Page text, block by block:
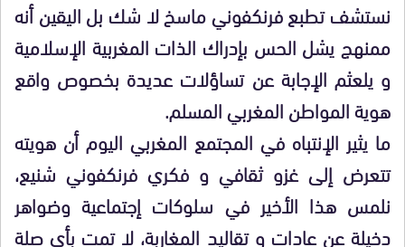
نستشف تطبع فرنكفوني ماسخ لا شك بل اليقين أنه
ممنهج يشل الحس بإدراك الذات المغربية الإسلامية
و يلعثم الإجابة عن تساؤلات عديدة بخصوص واقع
هوية المواطن المغربي المسلم.
ما يثير الإنتباه في المجتمع المغربي اليوم أن هويته
تتعرض إلى غزو ثقافي و فكري فرنكفوني شنيع،
نلمس هذا الأخير في سلوكات إجتماعية وضواهر
دخيلة عن عادات و تقاليد المغاربة، لا تمت بأي صلة